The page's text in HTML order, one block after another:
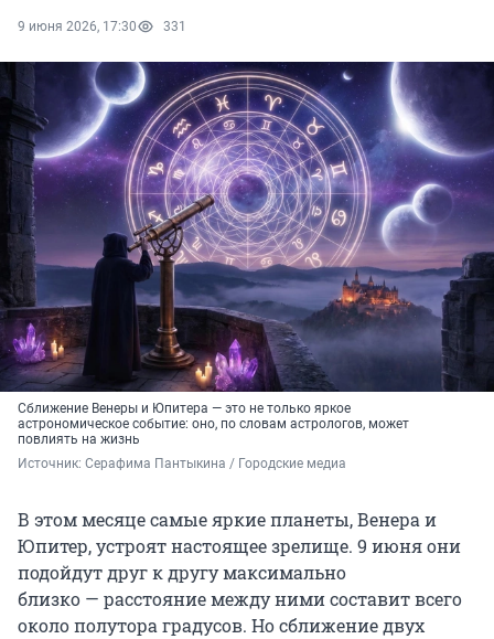
9 июня 2026, 17:30 331
Сближение Венеры и Юпитера — это не только яркое
астрономическое событие: оно, по словам астрологов, может
повлиять на жизнь
Источник: Серафима Пантыкина / Городские медиа
В этом месяце самые яркие планеты, Венера и
Юпитер, устроят настоящее зрелище. 9 июня они
подойдут друг к другу максимально
близко — расстояние между ними составит всего
около полутора градусов. Но сближение двух